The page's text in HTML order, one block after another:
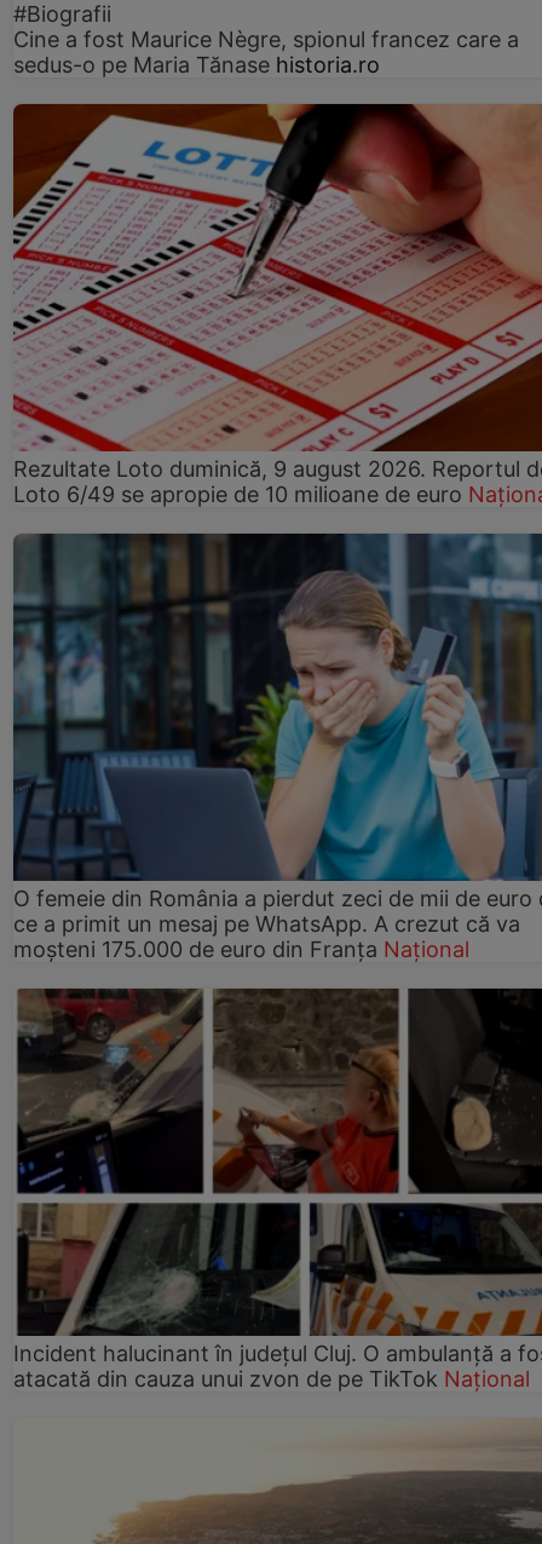
#Biografii
Cine a fost Maurice Nègre, spionul francez care a
sedus-o pe Maria Tănase historia.ro
Rezultate Loto duminică, 9 august 2026. Reportul
Loto 6/49 se apropie de 10 milioane de euro
O femeie din România a pierdut zeci de mii de euro
ce a primit un mesaj pe WhatsApp. A crezut că va
moșteni 175.000 de euro din Franța Național
Incident halucinant în județul Cluj. O ambulanță a
atacată din cauza unui zvon de pe TikTok Național